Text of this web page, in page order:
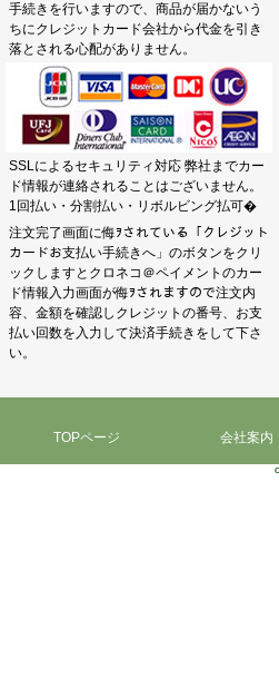
手続きを行いますので、商品が届かないう
ちにクレジットカード会社から代金を引き
落とされる心配がありません。
SSLによるセキュリティ対応 弊社までカー
ド情報が連絡されることはございません。
1回払い・分割払い・リボルビング払可�
注文完了画面に侮ｦされている「クレジット
カードお支払い手続きへ」のボタンをクリ
ックしますとクロネコ＠ペイメントのカー
ド情報入力画面が侮ｦされますので注文内
容、金額を確認しクレジットの番号、お支
払い回数を入力して決済手続きをして下さ
い。
TOPページ 会社案内